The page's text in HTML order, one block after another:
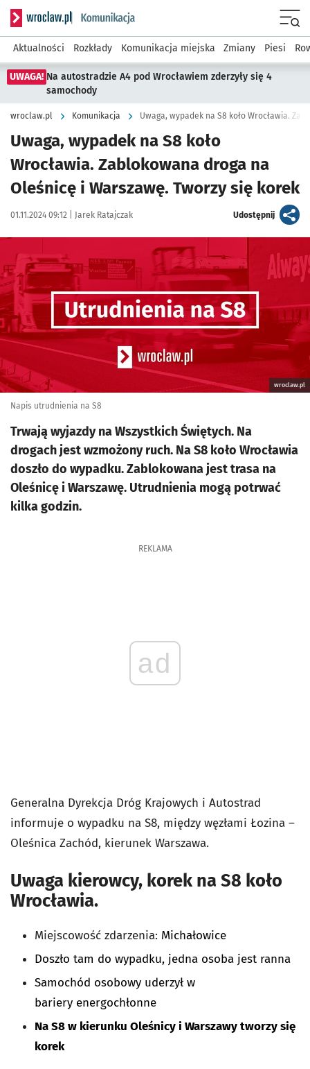
Serwis informacyjny wroclaw.pl podserwis: Komunikacja
Aktualności Rozkłady Komunikacja miejska Zmiany Piesi
UWAGA! Na autostradzie A4 pod Wrocławiem zderzyły się 4
samochody
wroclaw.pl Komunikacja
Uwaga, wypadek na S8 koło
Wrocławia. Zablokowana droga na
Oleśnicę i Warszawę. Tworzy się korek
Data publikacji:
01.11.2024 09:12 | Autor:
Jarek Ratajczak Udostępnijartykuł
wroclaw.pl
Napis utrudnienia na S8
Trwają wyjazdy na Wszystkich Świętych. Na
drogach jest wzmożony ruch. Na S8 koło Wrocławia
doszło do wypadku. Zablokowana jest trasa na
Oleśnicę i Warszawę. Utrudnienia mogą potrwać
kilka godzin.
REKLAMA
ad
Generalna Dyrekcja Dróg Krajowych i Autostrad
informuje o wypadku na S8, między węzłami Łozina –
Oleśnica Zachód, kierunek Warszawa.
Uwaga kierowcy, korek na S8 koło
Wrocławia.
Miejscowość zdarzenia: Michałowice
Doszło tam do wypadku, jedna osoba jest ranna
Samochód osobowy uderzył w
bariery energochłonne
Na S8 w kierunku Oleśnicy i Warszawy tworzy się
korek